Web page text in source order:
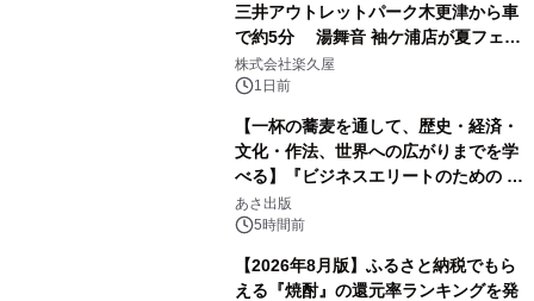
三井アウトレットパーク木更津から車
で約5分 湯舞音 袖ケ浦店が夏フェア
メニューを提供
株式会社楽久屋
1日前
【一杯の蕎麦を通して、歴史・経済・
文化・作法、世界への広がりまでを学
べる】『ビジネスエリートのための 教
養としての蕎麦』2026年8月25日
（火）発売
あさ出版
5時間前
【2026年8月版】ふるさと納税でもら
える『焼酎』の還元率ランキングを発